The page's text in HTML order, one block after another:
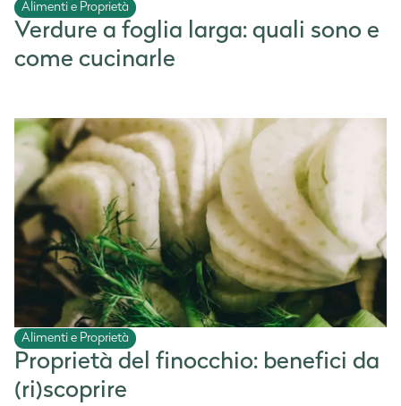
Alimenti e Proprietà
Verdure a foglia larga: quali sono e
come cucinarle
Alimenti e Proprietà
Proprietà del finocchio: benefici da
(ri)scoprire